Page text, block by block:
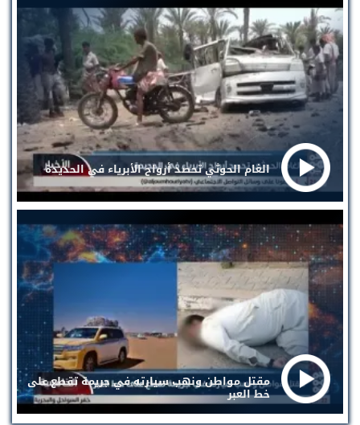
الغام الحوثي تحصد أرواح الأبرياء في الحديدة
مقتل مواطن ونهب سيارته في جريمة تقطع على
خط العبر